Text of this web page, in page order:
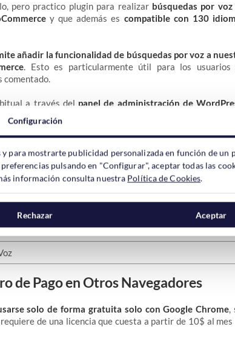
pero practico plugin para realizarbúsquedas por voz
y que además es compatible con 130
añadir la funcionalidad de búsquedas por voz a
. Esto es particularmente útil para los usuarios
comentado.
a través del panel de administración de
Voice Search – > Instalar -> Activar.
de búsqueda, lo que permite a los clientes o
sitios de la web el micrófono aparecerá en todas
de Pago en Otros Navegadores
solo de forma gratuita solo con Google Chrome,
de una licencia que cuesta a partir de 10$ al mes
Configuración
para mostrarte publicidad personalizada en función de un
pulsando en "Configurar", aceptar todas las
información consulta nuestra Política de Cookies.
Rechazar Aceptar